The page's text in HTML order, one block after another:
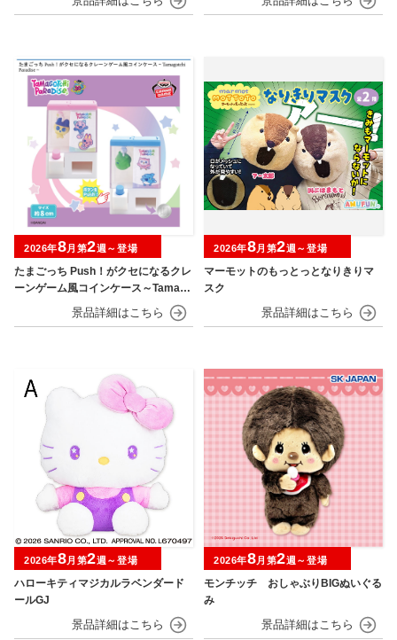
たまごっち Push！がクセになるクレ
ーンゲーム風コインケース～Tamago
tchi Paradise～
2026年8月第2週～登場
マーモットのもっとっとなりきりマ
スク
2026年8月第2週～登場
ハローキティマジカルラベンダード
ールGJ
2026年8月第2週～登場
モンチッチ おしゃぶりBIGぬいぐる
み
2026年8月第2週～登場